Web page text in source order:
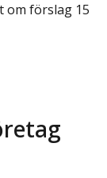
om förslag 15